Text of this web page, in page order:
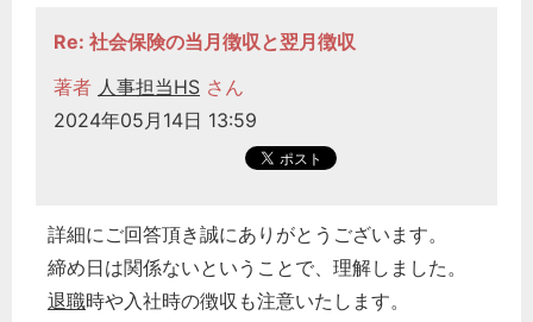
Re: 社会保険の当月徴収と翌月徴収
著者 人事担当HS さん
2024年05月14日 13:59
詳細にご回答頂き誠にありがとうございます。
締め日は関係ないということで、理解しました。
退職時や入社時の徴収も注意いたします。